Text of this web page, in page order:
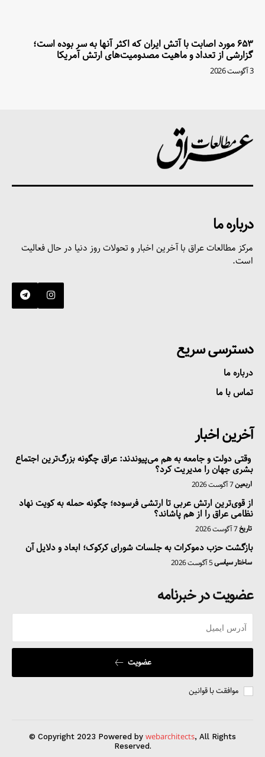
۶۵۳ مورد اصابت با آتش ایران که اکثر آنها به سر بوده است؛
گزارشی از تعداد و ماهیت مصدومیت‌های ارتش آمریکا
3 آگوست 2026
درباره ما
مرکز مطالعات عراق با آخرین اخبار و تحولات روز دنیا در حال فعالیت
است.
دسترسی سریع
درباره ما
تماس با ما
آخرین اخبار
وقتی دولت و جامعه به هم می‌پیوندند: عراق چگونه بزرگ‌ترین اجتماع
بشری جهان را مدیریت کرد؟
اربعین7 آگوست 2026
از قوی‌ترین ارتش عربی تا ارتشی فرسوده؛ چگونه حمله به کویت نهاد
نظامی عراق را از هم پاشاند؟
تاریخ7 آگوست 2026
بازگشت حزب دموکرات به جلسات شورای کرکوک؛ ابعاد و دلایل آن
ساختار سیاسی5 آگوست 2026
عضویت در خبرنامه
عضویت
موافقت با قوانین
© Copyright 2023 Powered by webarchitects, All Rights
Reserved.